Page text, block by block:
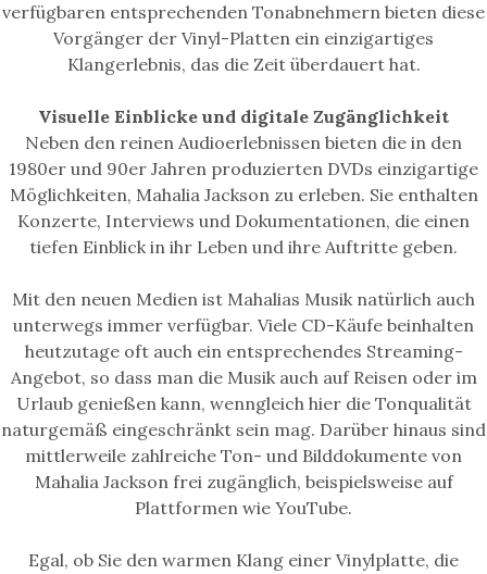
verfügbaren entsprechenden Tonabnehmern bieten diese
Vorgänger der Vinyl-Platten ein einzigartiges
Klangerlebnis, das die Zeit überdauert hat.
Visuelle Einblicke und digitale Zugänglichkeit
Neben den reinen Audioerlebnissen bieten die in den
1980er und 90er Jahren produzierten DVDs einzigartige
Möglichkeiten, Mahalia Jackson zu erleben. Sie enthalten
Konzerte, Interviews und Dokumentationen, die einen
tiefen Einblick in ihr Leben und ihre Auftritte geben.
Mit den neuen Medien ist Mahalias Musik natürlich auch
unterwegs immer verfügbar. Viele CD-Käufe beinhalten
heutzutage oft auch ein entsprechendes Streaming-
Angebot, so dass man die Musik auch auf Reisen oder im
Urlaub genießen kann, wenngleich hier die Tonqualität
naturgemäß eingeschränkt sein mag. Darüber hinaus sind
mittlerweile zahlreiche Ton- und Bilddokumente von
Mahalia Jackson frei zugänglich, beispielsweise auf
Plattformen wie YouTube.
Egal, ob Sie den warmen Klang einer Vinylplatte, die